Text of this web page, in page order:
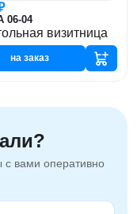
06-04
визитница
на заказ
с вами оперативно